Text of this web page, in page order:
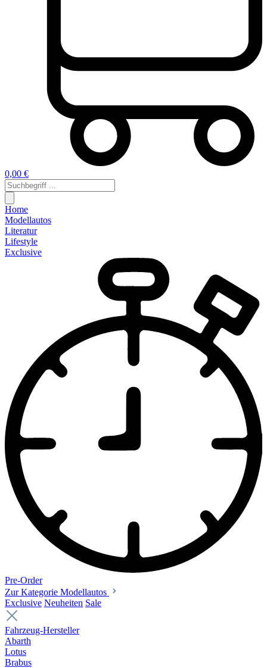
0,00 €
Home
Modellautos
Literatur
Lifestyle
Exclusive
Pre-Order
Zur Kategorie Modellautos
Exclusive Neuheiten Sale
Fahrzeug-Hersteller
Abarth
Lotus
Brabus